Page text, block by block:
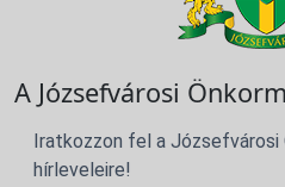
A Józsefvárosi
Iratkozzon fel a Józsefvárosi
hírleveleire!